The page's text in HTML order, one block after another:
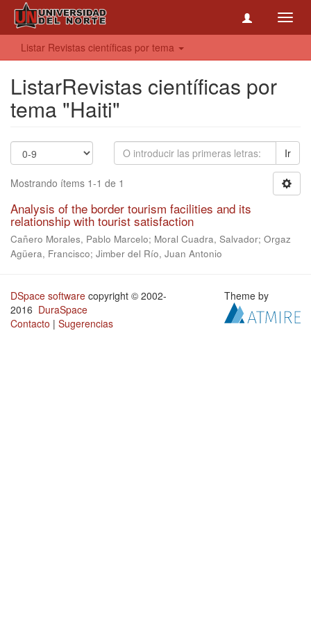
Listar Revistas científicas por tema
ListarRevistas científicas por
tema "Haiti"
Ir
Mostrando ítems 1-1 de 1
Analysis of the border tourism facilities and its
relationship with tourist satisfaction
Cañero Morales, Pablo Marcelo; Moral Cuadra, Salvador; Orgaz
Agüera, Francisco; Jimber del Río, Juan Antonio
DSpace software copyright © 2002-
2016 DuraSpace
Contacto | Sugerencias
Theme by